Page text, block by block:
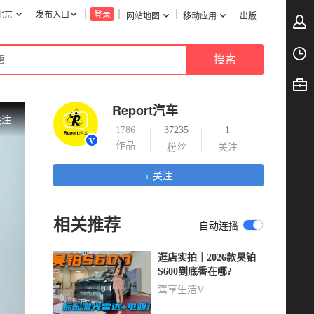
网站地图 移动应用 出版
登录
发布入口
京
Report汽车
1786
作品
37235
粉丝
1
关注
+ 关注
相关推荐 自动连播
逛店实拍｜2026款昊铂
S600到底香在哪?
驾享生活V